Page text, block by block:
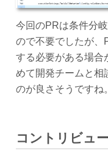
今回のPRは条件分
ので不要でしたが、
する必要がある場合
めて開発チームと相
のが良さそうですね。
コントリビュ